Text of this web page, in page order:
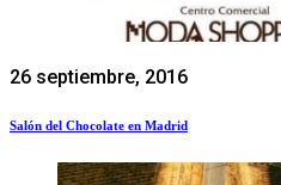
26 septiembre, 2016
Salón del Chocolate en Madrid